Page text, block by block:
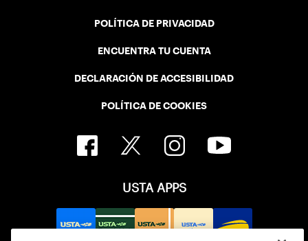
POLÍTICA DE PRIVACIDAD
ENCUENTRA TU CUENTA
DECLARACIÓN DE ACCESIBILIDAD
POLÍTICA DE COOKIES
USTA APPS